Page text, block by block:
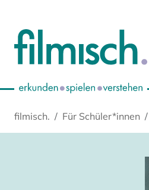
filmisch. Für Schüler*innen